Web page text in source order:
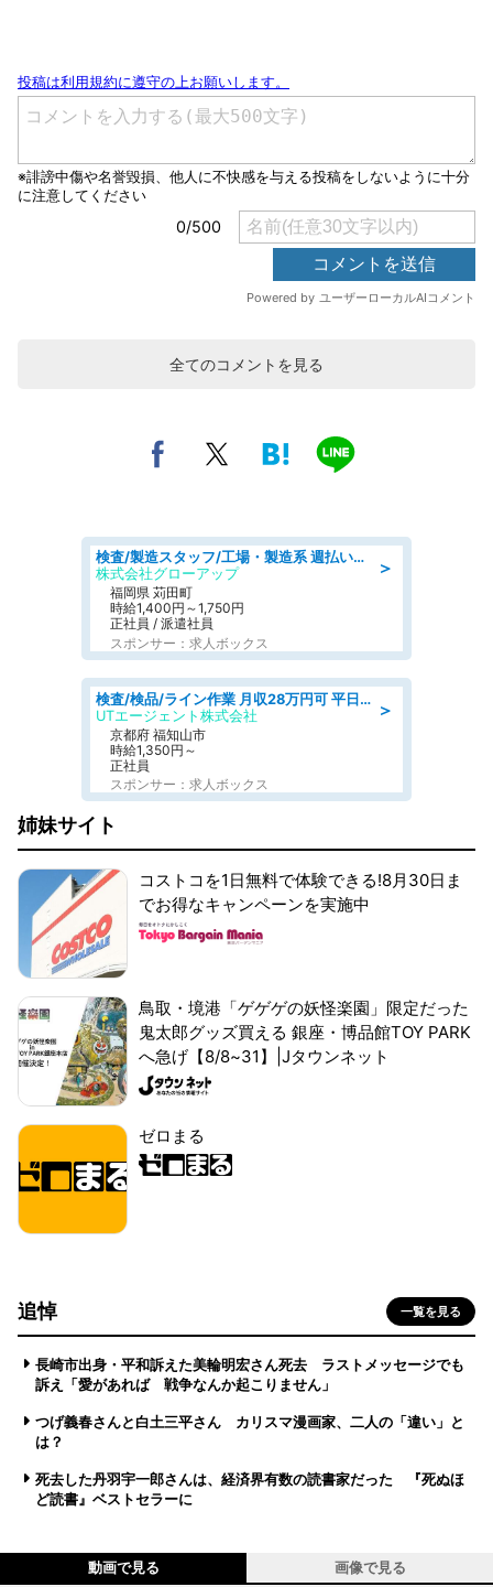
全てのコメントを見る
＞
検査/製造スタッフ/工場・製造系 週払いOK 土日休み プラスチック製品組立 チェック
株式会社グローアップ
福岡県 苅田町
時給1,400円～1,750円
正社員 / 派遣社員
スポンサー：求人ボックス
＞
検査/検品/ライン作業 月収28万円可 平日休み 車両バッテリーのケースの検査など
UTエージェント株式会社
京都府 福知山市
時給1,350円～
正社員
スポンサー：求人ボックス
姉妹サイト
コストコを1日無料で体験できる!8月30日ま
でお得なキャンペーンを実施中
鳥取・境港「ゲゲゲの妖怪楽園」限定だった
鬼太郎グッズ買える 銀座・博品館TOY PARK
へ急げ【8/8~31】|Jタウンネット
ゼロまる
追悼 一覧を見る
長崎市出身・平和訴えた美輪明宏さん死去 ラストメッセージでも
訴え「愛があれば 戦争なんか起こりません」
つげ義春さんと白土三平さん カリスマ漫画家、二人の「違い」と
は？
死去した丹羽宇一郎さんは、経済界有数の読書家だった 『死ぬほ
ど読書』ベストセラーに
動画で見る 画像で見る